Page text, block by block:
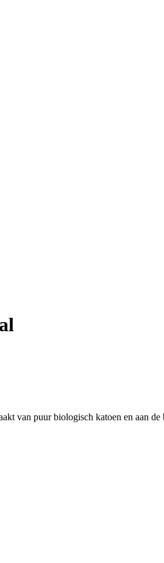
van puur biologisch katoen en aan